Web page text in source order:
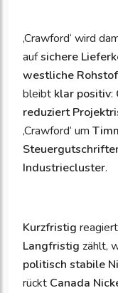
‚Crawford‘ wird
aufsichere
westliche
bleibt klar positiv:
reduziert
‚Crawford‘ um
Industriecluster.
Kurzfristig
Langfristig zählt,
politisch stabile
rückt Canada